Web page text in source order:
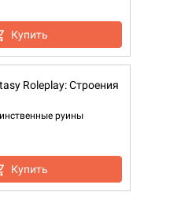
Купить
Roleplay: Строения
руины
Купить